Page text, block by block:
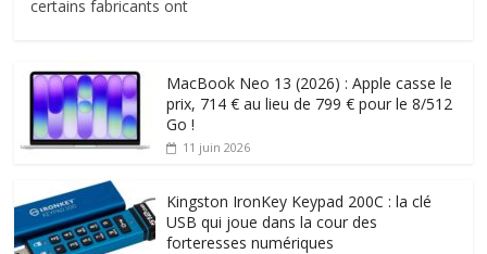
certains fabricants ont
MacBook Neo 13 (2026) : Apple casse le
prix, 714 € au lieu de 799 € pour le 8/512
Go !
11 juin 2026
Kingston IronKey Keypad 200C : la clé
USB qui joue dans la cour des
forteresses numériques